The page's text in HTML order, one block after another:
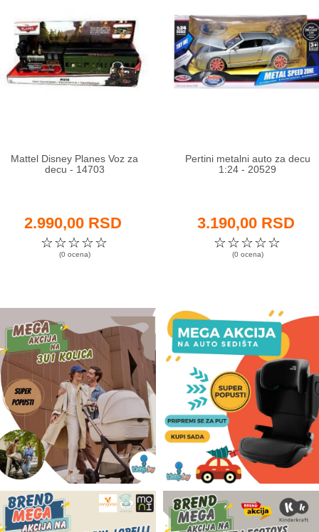
Mattel Disney Planes Voz za
decu - 14703
2.990,00 RSD
☆
☆
☆
☆
☆
(0 ocena)
Pertini metalni auto za decu
1:24 - 20529
3.190,00 RSD
☆
☆
☆
☆
☆
(0 ocena)